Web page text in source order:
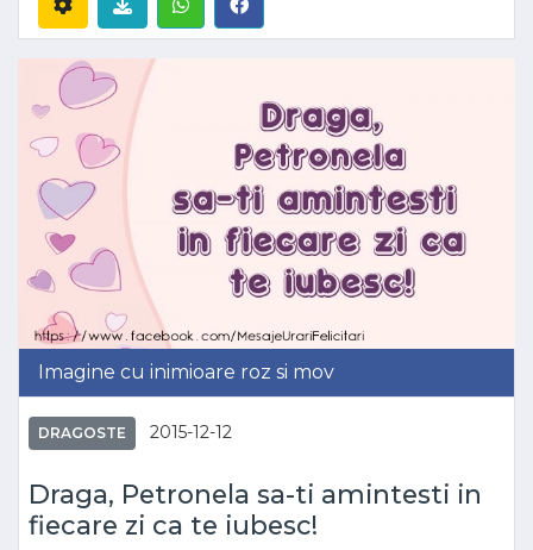
Imagine cu inimioare roz si mov
DRAGOSTE 2015-12-12
Draga, Petronela sa-ti amintesti in
fiecare zi ca te iubesc!